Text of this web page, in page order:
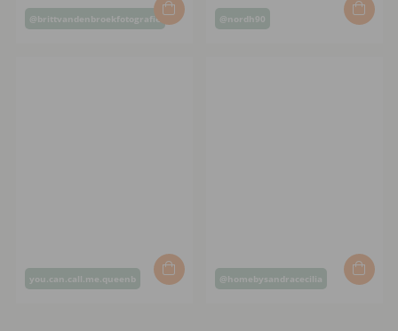
Post
@brittvandenbroekfotografie
Post
@nordh90
Post
you.can.call.me.queenb
Post
@homebysandracecilia